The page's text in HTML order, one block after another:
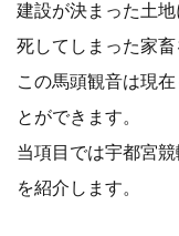
建設が決まった土
死してしまった家畜
この馬頭観音は現
とができます。
当項目では宇都宮
を紹介します。